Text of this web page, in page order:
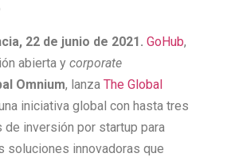
22 de junio de 2021. GoHub,
abierta y corporate
Omnium, lanza The Global
iniciativa global con hasta tres
inversión por startup para
soluciones innovadoras que